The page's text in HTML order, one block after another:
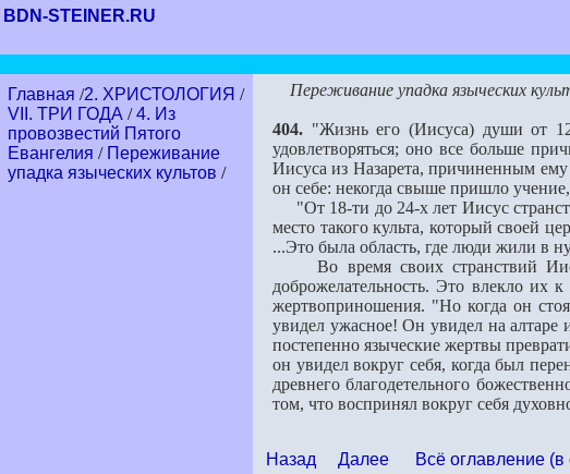
BDN-STEINER.RU
Главная /2. ХРИСТОЛОГИЯ /
VII. ТРИ ГОДА /4. Из
провозвестий Пятого
Евангелия / Переживание
упадка языческих культов /
Переживание упадка языческих
404. "Жизнь его (Иисуса) души от
удовлетворяться; оно все больше
Иисуса из Назарета, причиненным ему
он себе: некогда свыше пришло
"От 18-ти до 24-х лет Иисус
место такого культа, который своей
...Это была область, где люди жили в
Во время своих странствий
доброжелательность. Это влекло их
жертвоприношения. "Но когда он
увидел ужасное! Он увидел на
постепенно языческие жертвы
он увидел вокруг себя, когда был
древнего благодетельного
том, что воспринял вокруг себя
Назад Далее Всё оглавление (в